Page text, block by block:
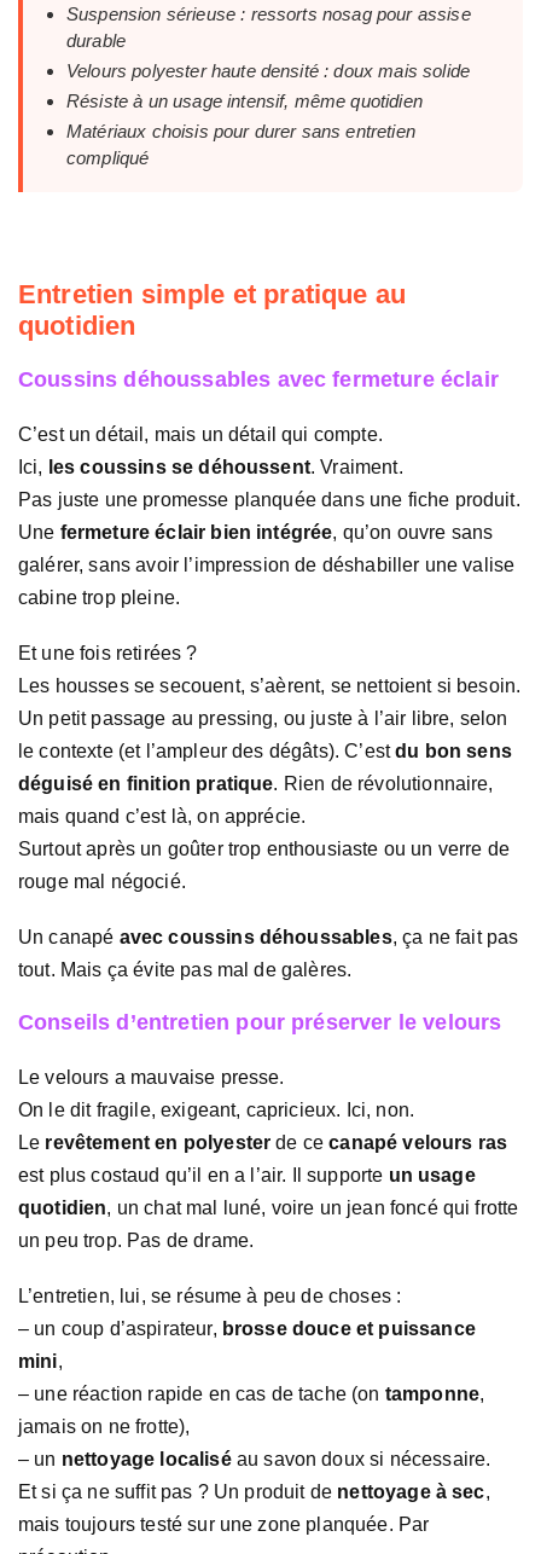
Suspension sérieuse : ressorts nosag pour assise
durable
Velours polyester haute densité : doux mais solide
Résiste à un usage intensif, même quotidien
Matériaux choisis pour durer sans entretien
compliqué
Entretien simple et pratique au
quotidien
Coussins déhoussables avec fermeture éclair
C’est un détail, mais un détail qui compte.
Ici, les coussins se déhoussent. Vraiment.
Pas juste une promesse planquée dans une fiche produit.
Une fermeture éclair bien intégrée, qu’on ouvre sans
galérer, sans avoir l’impression de déshabiller une valise
cabine trop pleine.
Et une fois retirées ?
Les housses se secouent, s’aèrent, se nettoient si besoin.
Un petit passage au pressing, ou juste à l’air libre, selon
le contexte (et l’ampleur des dégâts). C’estdu bon sens
déguisé en finition pratique. Rien de révolutionnaire,
mais quand c’est là, on apprécie.
Surtout après un goûter trop enthousiaste ou un verre de
rouge mal négocié.
Un canapé avec coussins déhoussables, ça ne fait pas
tout. Mais ça évite pas mal de galères.
Conseils d’entretien pour préserver le velours
Le velours a mauvaise presse.
On le dit fragile, exigeant, capricieux. Ici, non.
Le revêtement en polyester de cecanapé velours ras
est plus costaud qu’il en a l’air. Il supporte un usage
quotidien, un chat mal luné, voire un jean foncé qui frotte
un peu trop. Pas de drame.
L’entretien, lui, se résume à peu de choses :
– un coup d’aspirateur, brosse douce et puissance
mini,
– une réaction rapide en cas de tache (on tamponne,
jamais on ne frotte),
– un nettoyage localiséau savon doux si nécessaire.
Et si ça ne suffit pas ? Un produit de nettoyage à sec,
mais toujours testé sur une zone planquée. Par